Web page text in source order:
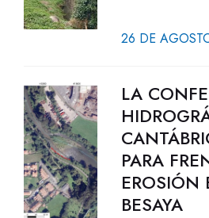
26 DE
LA
PARA
EROSIÓN
BESAYA